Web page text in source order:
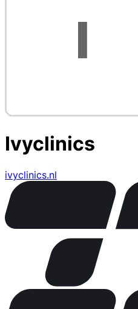
Ivyclinics
ivyclinics.nl